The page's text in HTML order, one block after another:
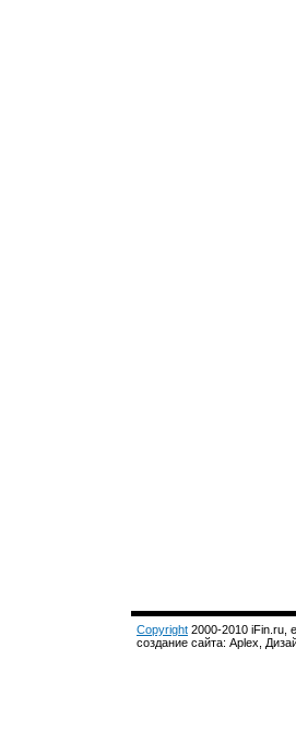
Copyright 2000-2010 iFin.ru,
создание сайта: Aplex,